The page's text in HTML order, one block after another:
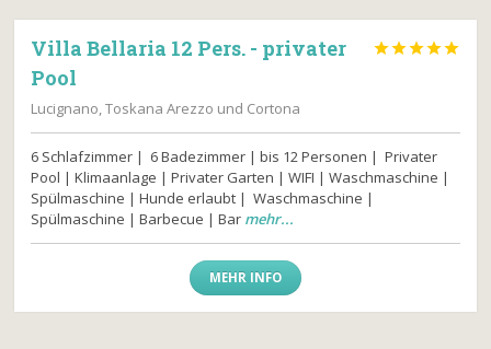
Villa Bellaria 12 Pers. - privater
Pool

Lucignano, Toskana Arezzo und Cortona
6 Schlafzimmer | 6 Badezimmer | bis 12 Personen | Privater
Pool | Klimaanlage | Privater Garten | WIFI | Waschmaschine |
Spülmaschine | Hunde erlaubt | Waschmaschine |
Spülmaschine | Barbecue | Bar mehr...
MEHR INFO